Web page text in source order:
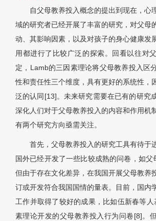
自父母教养投入概念的提出到现在，心
域的研究者已经开展了丰富的研究，对父母
动、其影响因素，以及对孩子的身心健康发
用都进行了比较广泛的探索。回看以往对
定，Lamb的三因素理论将父母教养投入区
性和责任性三个维度，具有更好的系统性，
泛的认同[13]。未来研究需要在已有的研究
深化人们对于父母教养投入的内容和作用机
有两个研究方向亟需关注。
首先，父母教养投入的研究工具有待于
国外已经开发了一些比较成熟的问卷，如父
但由于存在文化差异，在我国开展父母教养
订或开发符合我国国情的量表。目前，国内
工作并取得了较好的成果，比如伍新春等人
素理论开发的父母教养投入行为问卷[8]。